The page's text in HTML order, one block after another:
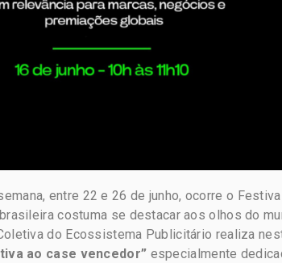
entre 22 e 26 de junho, ocorre o
costuma se destacar aos olhos do
do Ecossistema Publicitário realiza
ao case vencedor” especialmente